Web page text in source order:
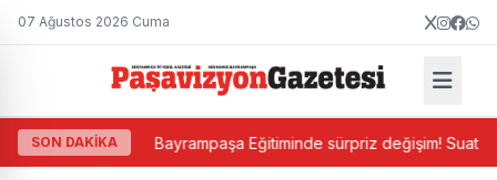
07 Ağustos 2026 Cuma
SON DAKİKA
atandı Bayrampaşa Eğitiminde sürpriz değişim! Suat Mamur